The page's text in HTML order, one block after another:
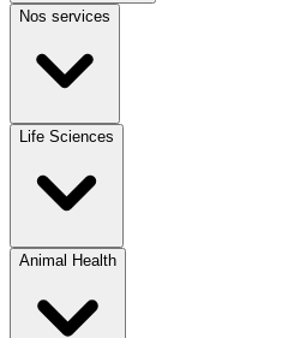
Nos services
Life Sciences
Animal Health